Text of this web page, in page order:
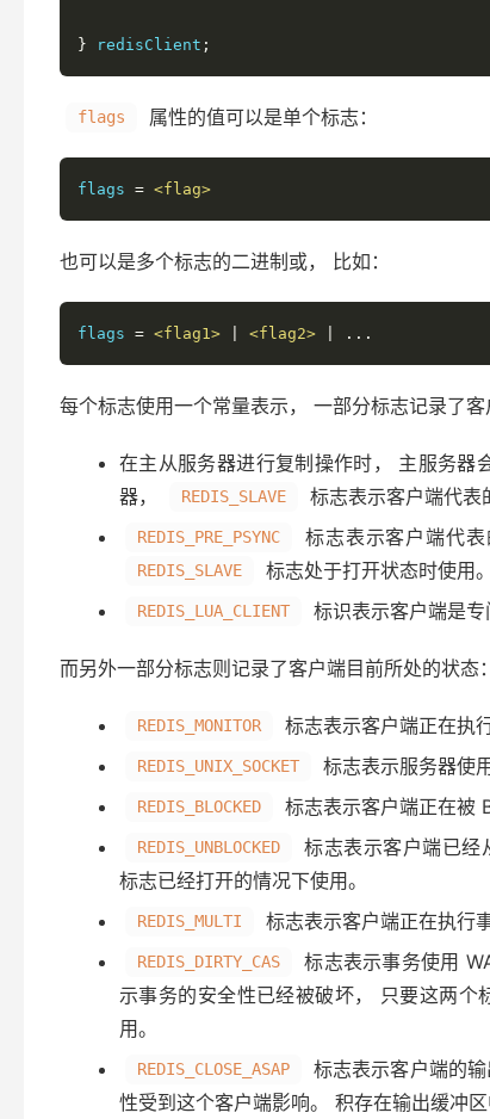
} redisClient ;
flags 属性的值可以是单个标志：
flags = <flag>
也可以是多个标志的二进制或， 比如：
flags = <flag1> <flag2> ...
每个标志使用一个常量表示， 一部分标志记录了客
在主从服务器进行复制操作时， 主服务器
器，
REDIS_SLAVE 标志表示客户端代表
REDIS_PRE_PSYNC 标志表示客户端代
REDIS_SLAVE 标志处于打开状态时使用。
REDIS_LUA_CLIENT 标识表示客户端是
而另外一部分标志则记录了客户端目前所处的状态：
REDIS_MONITOR 标志表示客户端正在执
REDIS_UNIX_SOCKET 标志表示服务器使
REDIS_BLOCKED 标志表示客户端正在被
REDIS_UNBLOCKED 标志表示客户端已经
标志已经打开的情况下使用。
REDIS_MULTI 标志表示客户端正在执行事
REDIS_DIRTY_CAS 标志表示事务使用
示事务的安全性已经被破坏， 只要这两个
用。
REDIS_CLOSE_ASAP 标志表示客户端的
性受到这个客户端影响。 积存在输出缓冲